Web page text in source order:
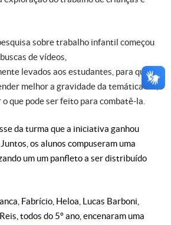
sobre trabalho infantil começou
de vídeos,
levados aos estudantes, para que
melhor a gravidade da temática – e,
que pode ser feito para combatê-la.
da turma que a iniciativa ganhou
os alunos compuseram uma
um um panfleto a ser distribuído
Fabrício, Heloa, Lucas Barboni,
todos do 5º ano, encenaram uma